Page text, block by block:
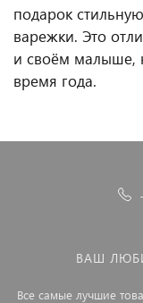
подарок
варежки. Это
и своём малыше,
время года.
ВАШ
Все самые лучшие